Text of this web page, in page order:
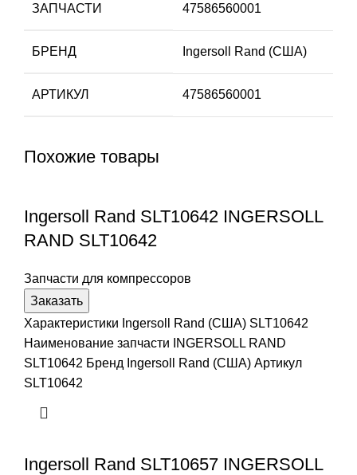
ЗАПЧАСТИ
47586560001
БРЕНД Ingersoll Rand (США)
АРТИКУЛ 47586560001
Похожие товары
Ingersoll Rand SLT10642 INGERSOLL
RAND SLT10642
Запчасти для компрессоров
Заказать
Характеристики Ingersoll Rand (США) SLT10642
Наименование запчасти INGERSOLL RAND
SLT10642 Бренд Ingersoll Rand (США) Артикул
SLT10642
Ingersoll Rand SLT10657 INGERSOLL